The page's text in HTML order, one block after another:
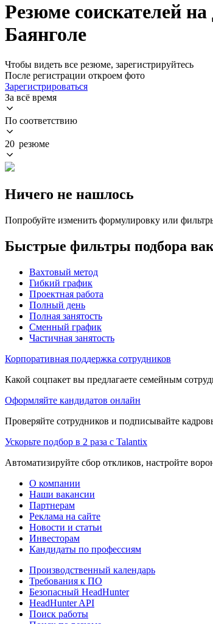
Резюме соискателей
Баянголе
Чтобы видеть все резюме, зарегистрируйтесь
После регистрации откроем фото
Зарегистрироваться
За всё время
По соответствию
20 резюме
Ничего не нашлось
Попробуйте изменить формулировку или
Быстрые фильтры подбора
Вахтовый метод
Гибкий график
Проектная работа
Полный день
Полная занятость
Сменный график
Частичная занятость
Корпоративная поддержка сотрудников
Какой соцпакет вы предлагаете семейным
Оформляйте кандидатов онлайн
Проверяйте сотрудников и подписывайте
Ускорьте подбор в 2 раза с Talantix
Автоматизируйте сбор откликов, настройте
О компании
Наши вакансии
Партнерам
Реклама на сайте
Новости и статьи
Инвесторам
Кандидаты по профессиям
Производственный календарь
Требования к ПО
Безопасный HeadHunter
HeadHunter API
Поиск работы